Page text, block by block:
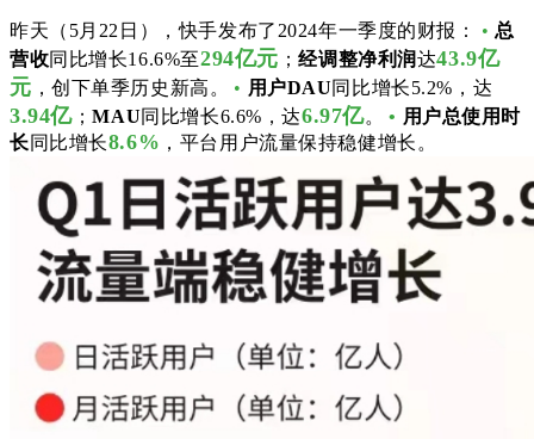
昨天（5月22日），快手发布了2024年一季度的财报： • 总
营收同比增长16.6%至294亿元 ；经调整净利润达43.9亿
元 ，创下单季历史新高。 • 用户DAU同比增长5.2%，达
3.94亿；MAU同比增长6.6%，达6.97亿。 • 用户总使用时
长同比增长8.6% ，平台用户流量保持稳健增长。